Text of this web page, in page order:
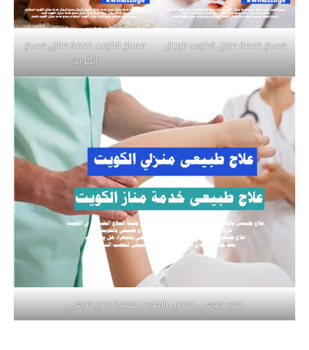
مساج خدمة منازل الكويت للرجال
مساج الكويت خدمة منازل مساج
الكويت
علاج طبيعي بالمنزل بالكويت فلبينية علاج طبيعي